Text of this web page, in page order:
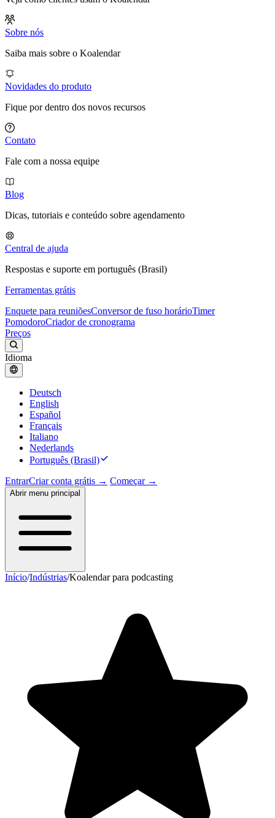
Sobre nós
Saiba mais sobre o Koalendar
Novidades do produto
Fique por dentro dos novos recursos
Contato
Fale com a nossa equipe
Blog
Dicas, tutoriais e conteúdo sobre agendamento
Central de ajuda
Respostas e suporte em português (Brasil)
Ferramentas grátis
Enquete para reuniõesConversor de fuso horárioTimer
PomodoroCriador de cronograma
Preços
Idioma
Deutsch
English
Español
Français
Italiano
Nederlands
Português (Brasil)
EntrarCriar conta grátis → Começar →
Abrir menu principal
Início/Indústrias/Koalendar para podcasting